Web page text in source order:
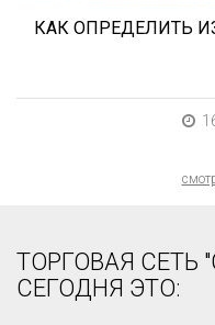
КАК ОПРЕДЕЛИТЬ
ТОРГОВАЯ СЕТЬ
СЕГОДНЯ ЭТО: